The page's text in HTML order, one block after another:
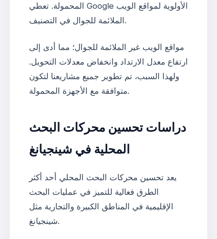
المحمولة. تعطي Google الأولوية لمواقع الويب
الملائمة للجوال في التصنيف.
مواقع الويب غير الملائمة للجوال؛ مما أدى إلى
ارتفاع معدل الارتداد وانخفاض معدلات التحويل.
ولهذا السبب، تم تطوير جميع مشاريعنا لتكون
متوافقة مع الأجهزة المحمولة.
دراسات تحسين محركات البحث
المحلية في شينجيانغ
يعد تحسين محركات البحث المحلي أحد أكثر
الطرق فعالية للتميز في عمليات البحث
الإقليمية في المناطق الكبيرة والتجارية مثل
شينجيانغ.